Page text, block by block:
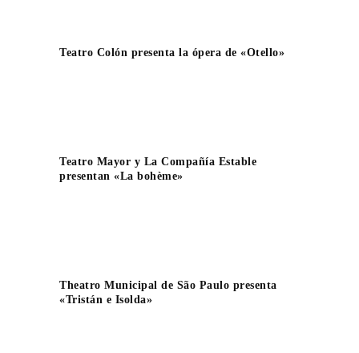
Teatro Colón presenta la ópera de «Otello»
Teatro Mayor y La Compañía Estable
presentan «La bohème»
Theatro Municipal de São Paulo presenta
«Tristán e Isolda»